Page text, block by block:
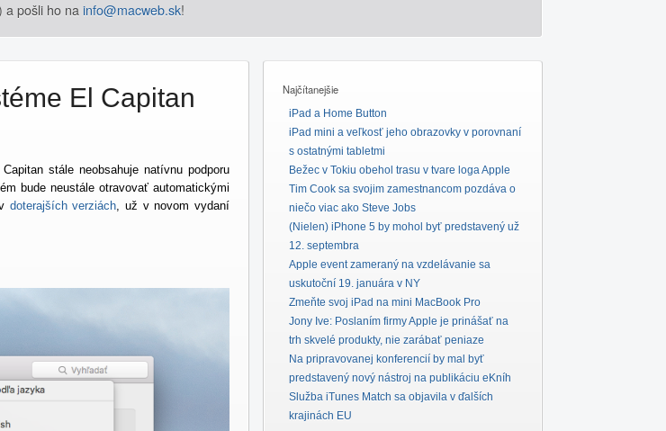
a pošli ho na info@macweb.sk!
El Capitan
stále neobsahuje natívnu podporu
bude neustále otravovať automatickými
doterajších verziách , už v novom vydaní
Najčítanejšie
iPad a Home Button
iPad mini a veľkosť jeho obrazovky v porovnaní
s ostatnými tabletmi
Bežec v Tokiu obehol trasu v tvare loga Apple
Tim Cook sa svojim zamestnancom pozdáva o
niečo viac ako Steve Jobs
(Nielen) iPhone 5 by mohol byť predstavený už
12. septembra
Apple event zameraný na vzdelávanie sa
uskutoční 19. januára v NY
Zmeňte svoj iPad na mini MacBook Pro
Jony Ive: Poslaním firmy Apple je prinášať na
trh skvelé produkty, nie zarábať peniaze
Na pripravovanej konferencií by mal byť
predstavený nový nástroj na publikáciu eKníh
Služba iTunes Match sa objavila v ďalších
krajinách EU